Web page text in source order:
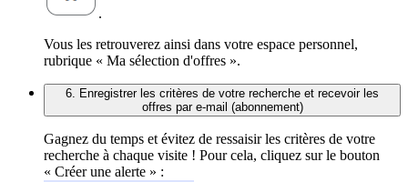
.
Vous les retrouverez ainsi dans votre espace personnel,
rubrique « Ma sélection d'offres ».
6. Enregistrer les critères de votre recherche et recevoir les
offres par e-mail (abonnement)
Gagnez du temps et évitez de ressaisir les critères de votre
recherche à chaque visite ! Pour cela, cliquez sur le bouton
« Créer une alerte » :